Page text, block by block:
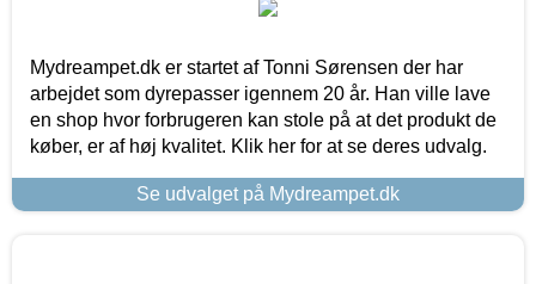
Mydreampet.dk er startet af Tonni Sørensen der har
arbejdet som dyrepasser igennem 20 år. Han ville lave
en shop hvor forbrugeren kan stole på at det produkt de
køber, er af høj kvalitet. Klik her for at se deres udvalg.
Se udvalget på Mydreampet.dk